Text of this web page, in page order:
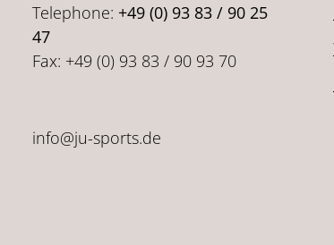
Telephone: +49 (0) 93 83 / 90 25
47
Fax: +49 (0) 93 83 / 90 93 70
info@ju-sports.de